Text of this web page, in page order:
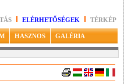
ELÉRHETŐSÉGEK TÉRKÉP
HASZNOS GALÉRIA